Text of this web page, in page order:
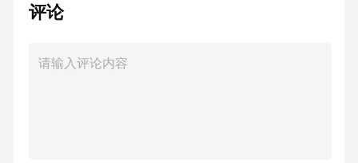
【详解】A.金属材料包括纯金属和合金，龟甲
评论